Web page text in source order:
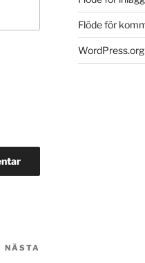
NÄSTA
Flöde för
WordPress.org